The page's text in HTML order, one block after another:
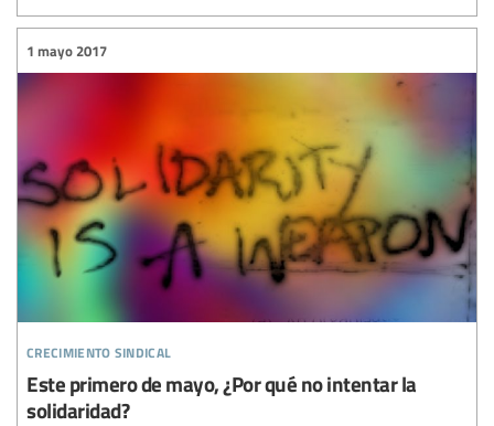
crecimiento sindical
1 mayo 2017
Este primero de mayo, ¿Por qué no intentar la
solidaridad?